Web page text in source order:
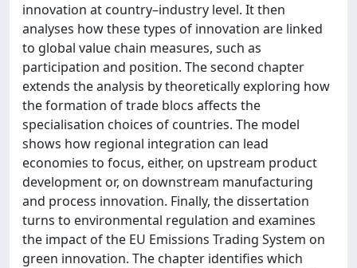
innovation at country–industry level. It then
analyses how these types of innovation are linked
to global value chain measures, such as
participation and position. The second chapter
extends the analysis by theoretically exploring how
the formation of trade blocs affects the
specialisation choices of countries. The model
shows how regional integration can lead
economies to focus, either, on upstream product
development or, on downstream manufacturing
and process innovation. Finally, the dissertation
turns to environmental regulation and examines
the impact of the EU Emissions Trading System on
green innovation. The chapter identifies which